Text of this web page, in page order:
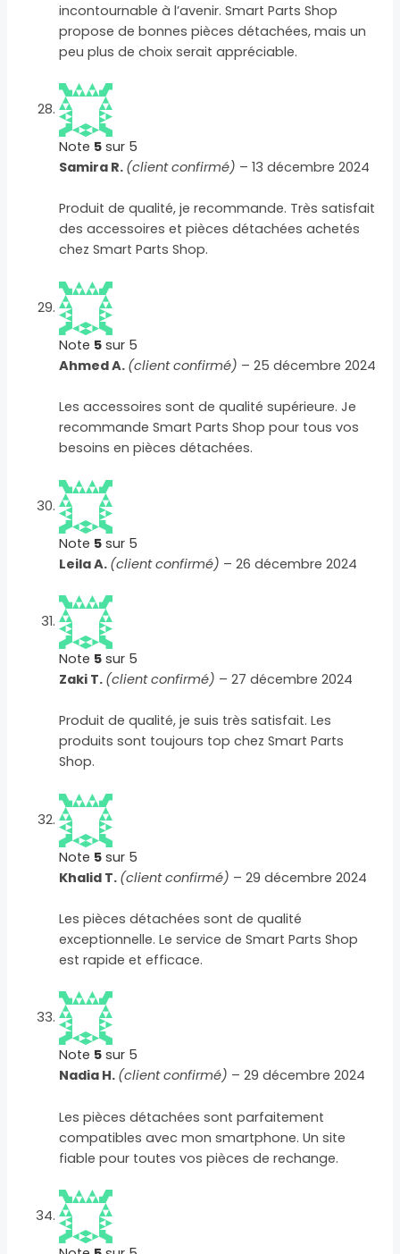
incontournable à l’avenir. Smart Parts Shop
propose de bonnes pièces détachées, mais un
peu plus de choix serait appréciable.
Note 5 sur 5
Samira R. (client confirmé) – 13 décembre 2024
Produit de qualité, je recommande. Très satisfait
des accessoires et pièces détachées achetés
chez Smart Parts Shop.
Note 5 sur 5
Ahmed A. (client confirmé) – 25 décembre 2024
Les accessoires sont de qualité supérieure. Je
recommande Smart Parts Shop pour tous vos
besoins en pièces détachées.
Note 5 sur 5
Leila A. (client confirmé) – 26 décembre 2024
Note 5 sur 5
Zaki T. (client confirmé) – 27 décembre 2024
Produit de qualité, je suis très satisfait. Les
produits sont toujours top chez Smart Parts
Shop.
Note 5 sur 5
Khalid T. (client confirmé) – 29 décembre 2024
Les pièces détachées sont de qualité
exceptionnelle. Le service de Smart Parts Shop
est rapide et efficace.
Note 5 sur 5
Nadia H. (client confirmé) – 29 décembre 2024
Les pièces détachées sont parfaitement
compatibles avec mon smartphone. Un site
fiable pour toutes vos pièces de rechange.